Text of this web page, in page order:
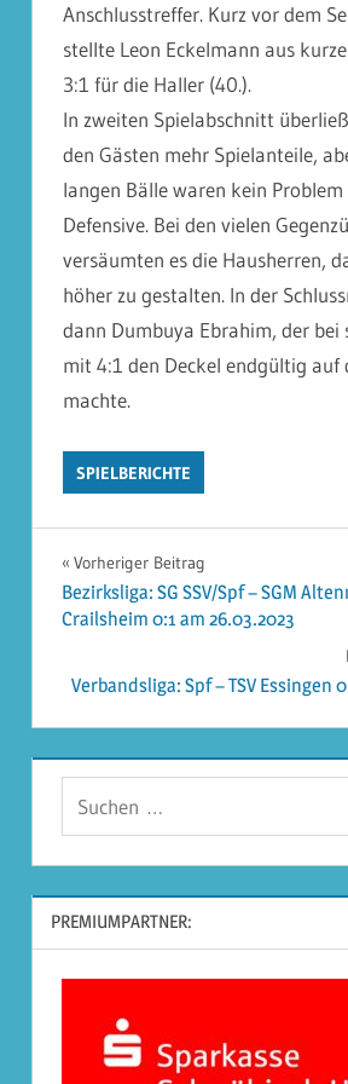
Anschlusstreffer. Kurz vor dem
stellte Leon Eckelmann aus
3:1 für die Haller (40.).
In zweiten Spielabschnitt
den Gästen mehr Spielanteile,
langen Bälle waren kein
Defensive. Bei den vielen
versäumten es die Hausherren,
höher zu gestalten. In der
dann Dumbuya Ebrahim, der bei
mit 4:1 den Deckel endgültig auf
machte.
SPIELBERICHTE
Beitragsnavigation
Vorheriger Beitrag
Bezirksliga: SG SSV/Spf – SGM
Crailsheim 0:1 am 26.03.2023
Verbandsliga: Spf – TSV Essingen
PREMIUMPARTNER: